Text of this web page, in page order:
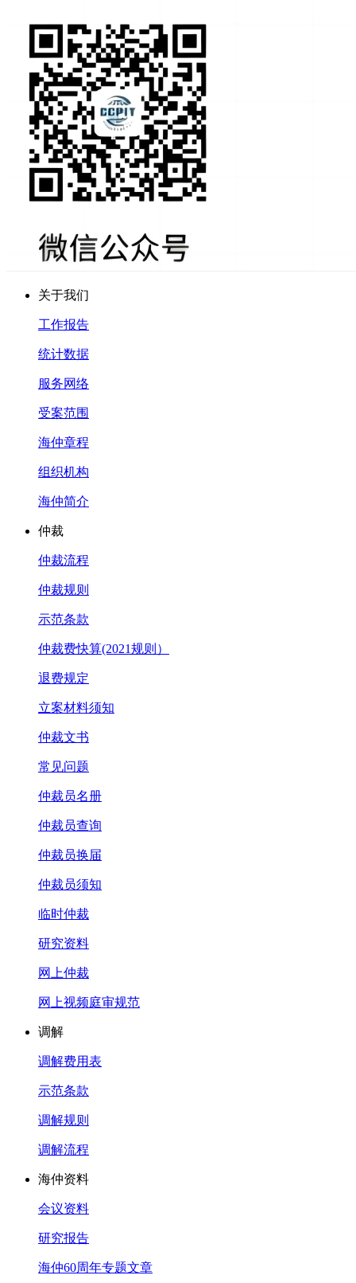
关于我们
工作报告
统计数据
服务网络
受案范围
海仲章程
组织机构
海仲简介
仲裁
仲裁流程
仲裁规则
示范条款
仲裁费快算(2021规则）
退费规定
立案材料须知
仲裁文书
常见问题
仲裁员名册
仲裁员查询
仲裁员换届
仲裁员须知
临时仲裁
研究资料
网上仲裁
网上视频庭审规范
调解
调解费用表
示范条款
调解规则
调解流程
海仲资料
会议资料
研究报告
海仲60周年专题文章